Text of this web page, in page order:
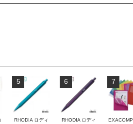
5
RHODIA ロディ
6
RHODIA ロディ
7